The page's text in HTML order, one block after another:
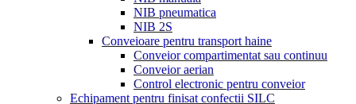
NIB pneumatica
NIB 2S
Conveioare pentru transport haine
Conveior compartimentat sau continuu
Conveior aerian
Control electronic pentru conveior
Echipament pentru finisat confectii SILC